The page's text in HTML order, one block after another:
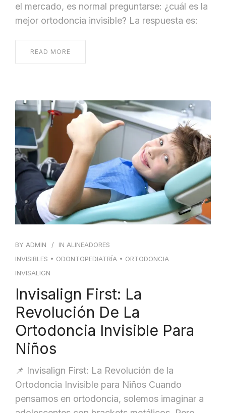
el mercado, es normal preguntarse: ¿cuál es la
mejor ortodoncia invisible? La respuesta es:
READ MORE
BY ADMIN IN ALINEADORES
INVISIBLES • ODONTOPEDIATRÍA • ORTODONCIA
INVISALIGN
Invisalign First: La
Revolución De La
Ortodoncia Invisible Para
Niños
📌 Invisalign First: La Revolución de la
Ortodoncia Invisible para Niños Cuando
pensamos en ortodoncia, solemos imaginar a